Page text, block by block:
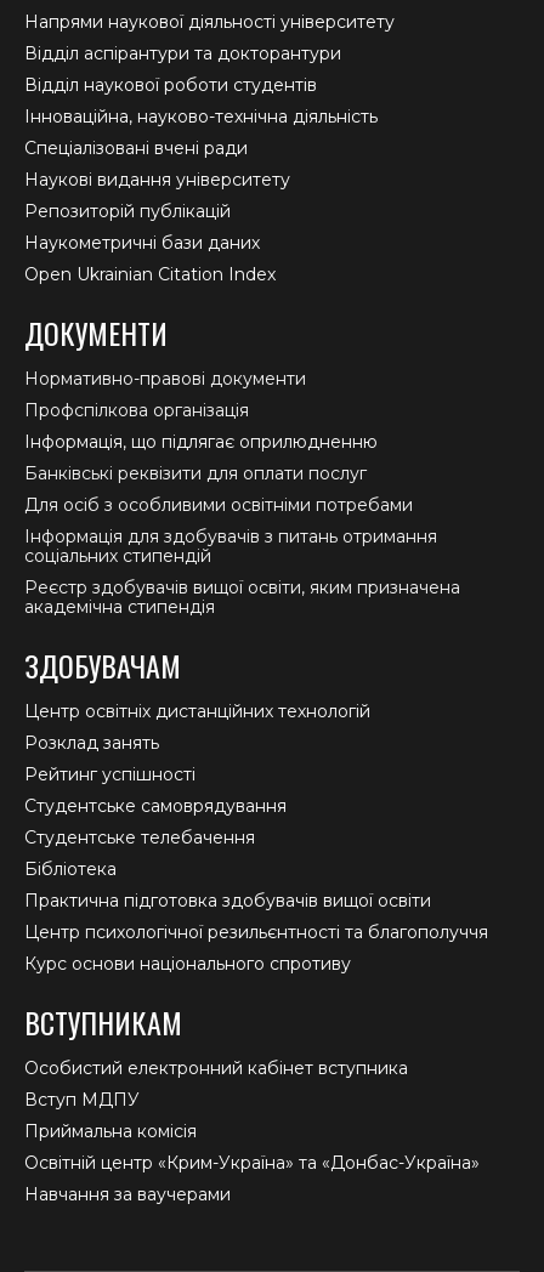
Напрями наукової діяльності університету
Відділ аспірантури та докторантури
Відділ наукової роботи студентів
Інноваційна, науково-технічна діяльність
Спеціалізовані вчені ради
Наукові видання університету
Репозиторій публікацій
Наукометричні бази даних
Open Ukrainian Citation Index
ДОКУМЕНТИ
Нормативно-правові документи
Профспілкова організація
Інформація, що підлягає оприлюдненню
Банківські реквізити для оплати послуг
Для осіб з особливими освітніми потребами
Інформація для здобувачів з питань отримання
соціальних стипендій
Реєстр здобувачів вищої освіти, яким призначена
академічна стипендія
ЗДОБУВАЧАМ
Центр освітніх дистанційних технологій
Розклад занять
Рейтинг успішності
Студентське самоврядування
Студентське телебачення
Бібліотека
Практична підготовка здобувачів вищої освіти
Центр психологічної резильєнтності та благополуччя
Курс основи національного спротиву
ВСТУПНИКАМ
Особистий електронний кабінет вступника
Вступ МДПУ
Приймальна комісія
Освітній центр «Крим-Україна» та «Донбас-Україна»
Навчання за ваучерами